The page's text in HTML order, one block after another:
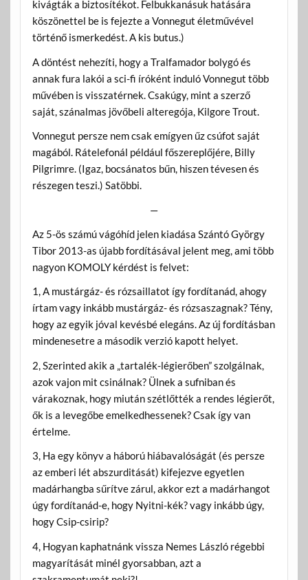
kivágták a biztosítékot. Felbukkanásuk hatására
köszönettel be is fejezte a Vonnegut életművével
történő ismerkedést. A kis butus.)
A döntést nehezíti, hogy a Tralfamador bolygó és
annak fura lakói a sci-fi íróként induló Vonnegut több
művében is visszatérnek. Csakúgy, mint a szerző
saját, szánalmas jövőbeli alteregója, Kilgore Trout.
Vonnegut persze nem csak emígyen űz csúfot saját
magából. Rátelefonál például főszereplőjére, Billy
Pilgrimre. (Igaz, bocsánatos bűn, hiszen tévesen és
részegen teszi.) Satöbbi.
—
Az 5-ös számú vágóhíd jelen kiadása Szántó György
Tibor 2013-as újabb fordításával jelent meg, ami több
nagyon KOMOLY kérdést is felvet:
1, A mustárgáz- és rózsaillatot így fordítanád, ahogy
írtam vagy inkább mustárgáz- és rózsaszagnak? Tény,
hogy az egyik jóval kevésbé elegáns. Az új fordításban
mindenesetre a második verzió kapott helyet.
2, Szerinted akik a „tartalék-légierőben” szolgálnak,
azok vajon mit csinálnak? Ülnek a sufniban és
várakoznak, hogy miután szétlőtték a rendes légierőt,
ők is a levegőbe emelkedhessenek? Csak így van
értelme.
3, Ha egy könyv a háború hiábavalóságát (és persze
az emberi lét abszurditását) kifejezve egyetlen
madárhangba sűrítve zárul, akkor ezt a madárhangot
úgy fordítanád-e, hogy Nyitni-kék? vagy inkább úgy,
hogy Csip-csirip?
4, Hogyan kaphatnánk vissza Nemes László régebbi
magyarítását minél gyorsabban, azt a